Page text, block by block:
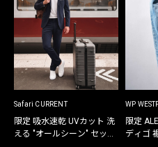
Safari CURRENT
限定 吸水速乾 UVカット 洗
える "オールシーン" セット
WP
限定
ディゴ